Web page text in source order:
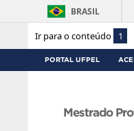
Ir para o conteúdo 1
BRASIL
PORTAL UFPEL
Mestrado